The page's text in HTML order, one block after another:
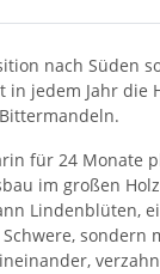
nach Süden
in jedem Jahr die
für 24 Monate
im großen
Lindenblüten,
sondern